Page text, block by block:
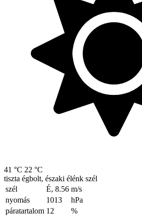
41 °C 22 °C
tiszta égbolt, északi élénk szél
szél
É, 8.56 m/s
nyomás
1013
hPa
páratartalom 12
%